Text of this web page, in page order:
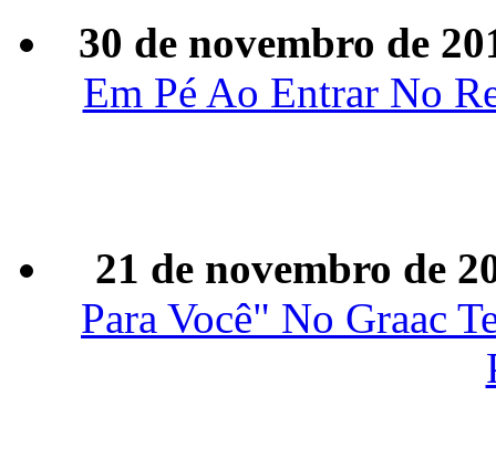
30 de novembro de
Em Pé Ao Entrar No
21 de novembro de
Para Você" No Graac